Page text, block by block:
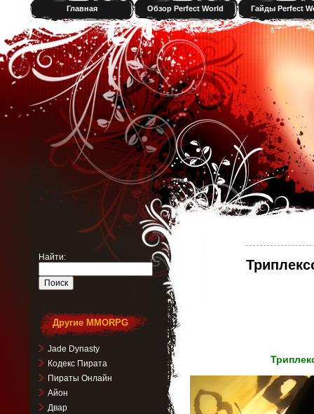
Главная Обзор Perfect World Гайды Perfect
Найти:
Другие MMORPG
Jade Dynasty
Кодекс Пирата
Пираты Онлайн
Айон
Двар